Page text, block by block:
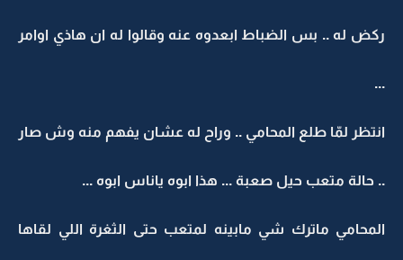
ركض له .. بس الضباط ابعدوه عنه وقالوا له ان هاذي اوامر
...
انتظر لمّا طلع المحامي .. وراح له عشان يفهم منه وش صار
.. حالة متعب حيل صعبة ... هذا ابوه ياناس ابوه ...
المحامي ماترك شي مابينه لمتعب حتى الثغرة اللي لقاها